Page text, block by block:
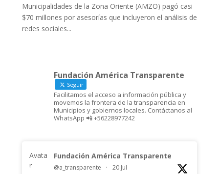
Municipalidades de la Zona Oriente (AMZO) pagó casi
$70 millones por asesorías que incluyeron el análisis de
redes sociales...
Fundación América Transparente
Seguir
Facilitamos el acceso a información pública y
movemos la frontera de la transparencia en
Municipios y gobiernos locales. Contáctanos al
WhatsApp 📲 +56228977242
Avata
r
Fundación América Transparente
@a_transparente · 20 Jul